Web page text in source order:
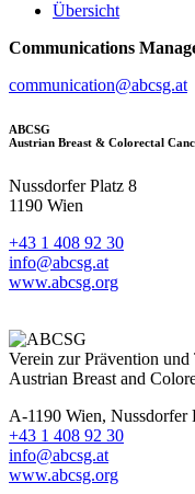
Übersicht
Communications
communication@abcsg.at
ABCSG
Austrian Breast & Colorectal
Nussdorfer Platz 8
1190 Wien
+43 1 408 92 30
info@abcsg.at
www.abcsg.org
Verein zur Prävention
Austrian Breast and
A-1190 Wien, Nussdorfer
+43 1 408 92 30
info@abcsg.at
www.abcsg.org